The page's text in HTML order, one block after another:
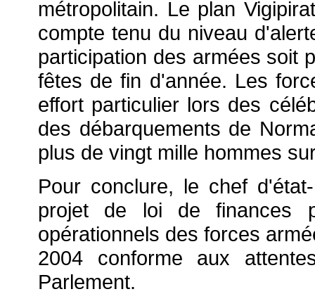
métropolitain. Le plan
compte tenu du niveau
participation des armées soit
fêtes de fin d'année. Les
effort particulier lors des
des débarquements de
plus de vingt mille hommes
Pour conclure, le chef
projet de loi de finances
opérationnels des forces
2004 conforme aux
Parlement.